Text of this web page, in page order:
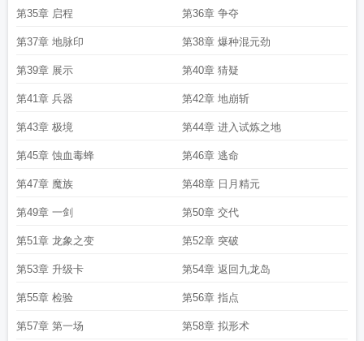
第35章 启程 第36章 争夺
第37章 地脉印 第38章 爆种混元劲
第39章 展示 第40章 猜疑
第41章 兵器 第42章 地崩斩
第43章 极境 第44章 进入试炼之地
第45章 蚀血毒蜂 第46章 逃命
第47章 魔族 第48章 日月精元
第49章 一剑 第50章 交代
第51章 龙象之变 第52章 突破
第53章 升级卡 第54章 返回九龙岛
第55章 检验 第56章 指点
第57章 第一场 第58章 拟形术